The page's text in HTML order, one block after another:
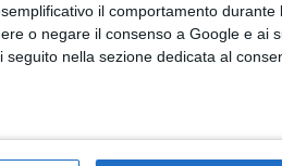
il comportamento durante
o negare il consenso a Google e ai
nella sezione dedicata al